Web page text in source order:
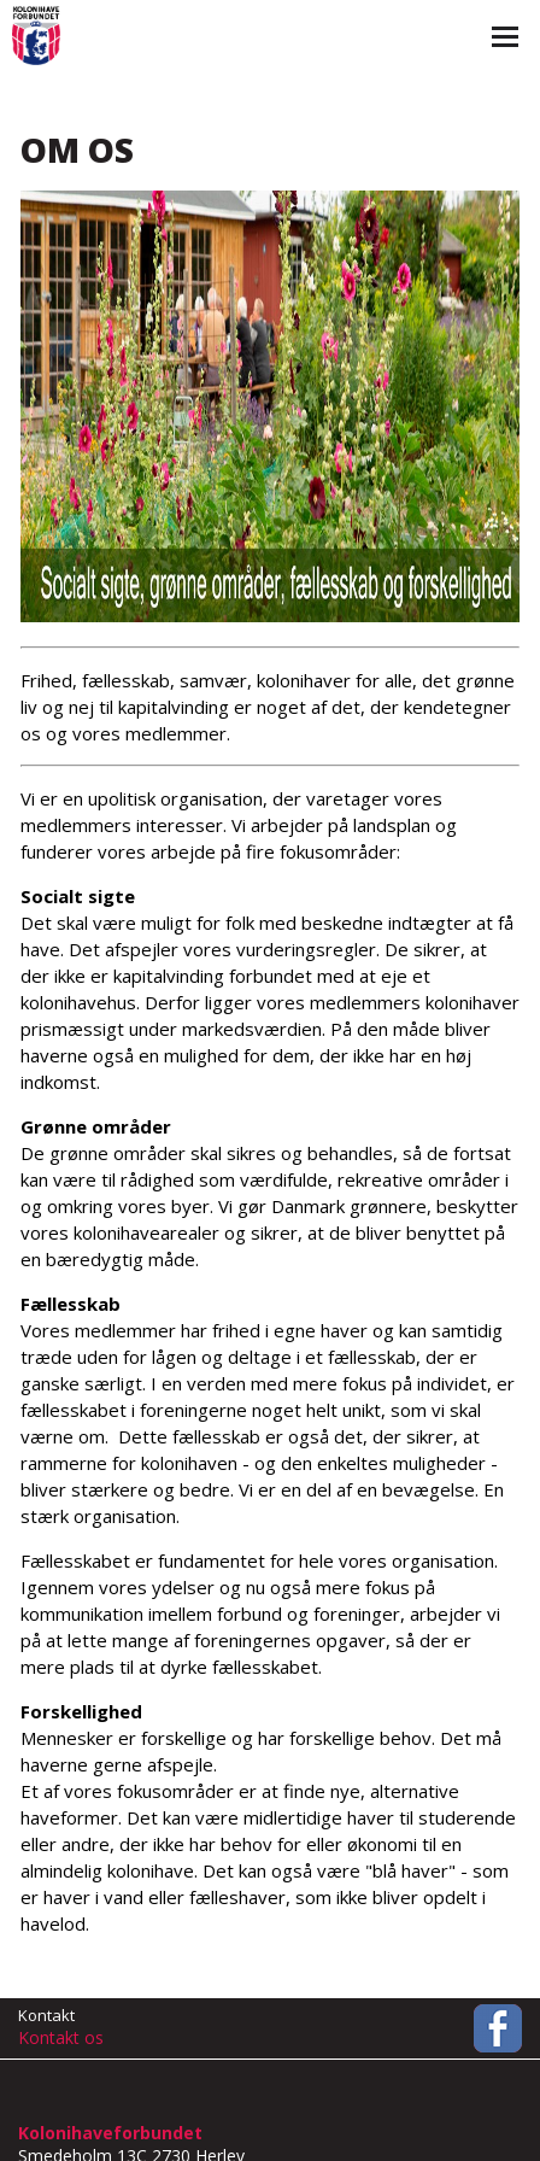
OM OS
Frihed, fællesskab, samvær, kolonihaver for alle, det grønne
liv og nej til kapitalvinding er noget af det, der kendetegner
os og vores medlemmer.
Vi er en upolitisk organisation, der varetager vores
medlemmers interesser. Vi arbejder på landsplan og
funderer vores arbejde på fire fokusområder:
Socialt sigte
Det skal være muligt for folk med beskedne indtægter at få
have. Det afspejler vores vurderingsregler. De sikrer, at
der ikke er kapitalvinding forbundet med at eje et
kolonihavehus. Derfor ligger vores medlemmers kolonihaver
prismæssigt under markedsværdien. På den måde bliver
haverne også en mulighed for dem, der ikke har en høj
indkomst.
Grønne områder
De grønne områder skal sikres og behandles, så de fortsat
kan være til rådighed som værdifulde, rekreative områder i
og omkring vores byer. Vi gør Danmark grønnere, beskytter
vores kolonihavearealer og sikrer, at de bliver benyttet på
en bæredygtig måde.
Fællesskab
Vores medlemmer har frihed i egne haver og kan samtidig
træde uden for lågen og deltage i et fællesskab, der er
ganske særligt. I en verden med mere fokus på individet, er
fællesskabet i foreningerne noget helt unikt, som vi skal
værne om. Dette fællesskab er også det, der sikrer, at
rammerne for kolonihaven - og den enkeltes muligheder -
bliver stærkere og bedre. Vi er en del af en bevægelse. En
stærk organisation.
Fællesskabet er fundamentet for hele vores organisation.
Igennem vores ydelser og nu også mere fokus på
kommunikation imellem forbund og foreninger, arbejder vi
på at lette mange af foreningernes opgaver, så der er
mere plads til at dyrke fællesskabet.
Forskellighed
Mennesker er forskellige og har forskellige behov. Det må
haverne gerne afspejle.
Et af vores fokusområder er at finde nye, alternative
haveformer. Det kan være midlertidige haver til studerende
eller andre, der ikke har behov for eller økonomi til en
almindelig kolonihave. Det kan også være "blå haver" - som
er haver i vand eller fælleshaver, som ikke bliver opdelt i
havelod.
Kolonihaveforbundet
Smedeholm 13C 2730 Herlev
Kontakt
Kontakt os